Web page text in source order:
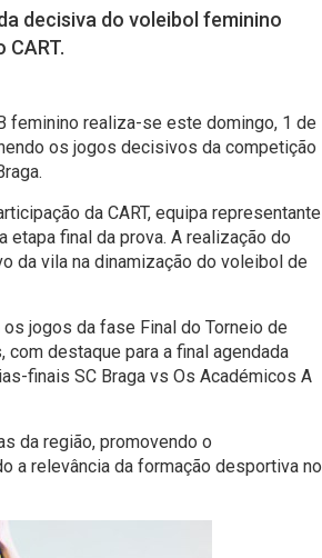
decisiva do voleibol feminino
feminino realiza-se este domingo, 1 de
os jogos decisivos da competição
da CART, equipa representante
etapa final da prova. A realização do
da vila na dinamização do voleibol de
jogos da fase Final do Torneio de
destaque para a final agendada
finais SC Braga vs Os Académicos A
da região, promovendo o
a relevância da formação desportiva no